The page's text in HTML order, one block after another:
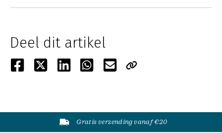
Deel dit artikel
Gratis verzending vanaf €20